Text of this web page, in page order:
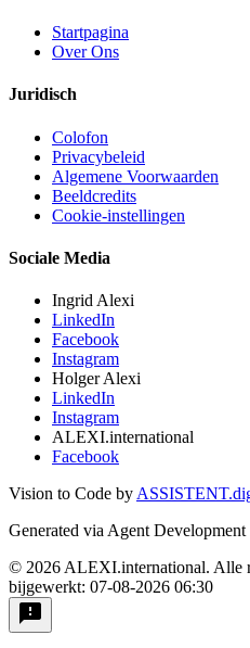
Startpagina
Over Ons
Juridisch
Colofon
Privacybeleid
Algemene Voorwaarden
Beeldcredits
Cookie-instellingen
Sociale Media
Ingrid Alexi
LinkedIn
Facebook
Instagram
Holger Alexi
LinkedIn
Instagram
ALEXI.international
Facebook
Vision to Code by
Generated via Agent Development
© 2026 ALEXI.international. Alle
bijgewerkt: 07-08-2026 06:30
feedback